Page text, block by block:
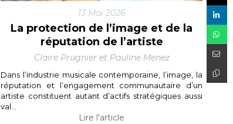
13 Mai 2026
La protection de l’image et de la
réputation de l’artiste
Claire Prugnier et Pauline Menez
Dans l’industrie musicale contemporaine, l’image, la
réputation et l’engagement communautaire d’un
artiste constituent autant d’actifs stratégiques aussi
val...
Lire l'article